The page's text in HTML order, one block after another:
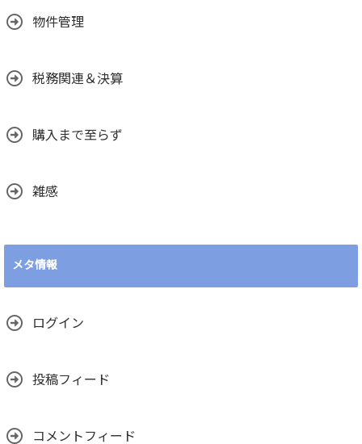
物件管理
税務関連＆決算
購入まで至らず
雑感
メタ情報
ログイン
投稿フィード
コメントフィード